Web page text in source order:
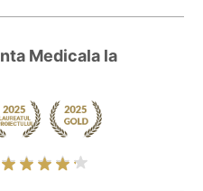
Medicala la